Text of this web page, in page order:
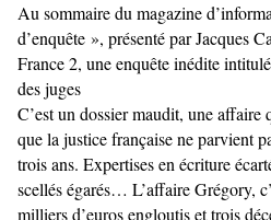
Au sommaire du magazine
d’enquête », présenté par Jacques
France 2, une enquête inédite
des juges
C’est un dossier maudit, une
que la justice française ne parvient
trois ans. Expertises en écriture
scellés égarés… L’affaire Grégory,
milliers d’euros engloutis et trois